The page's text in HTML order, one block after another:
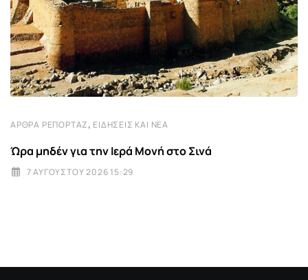
ΆΡΘΡΑ ΡΕΠΟΡΤΆΖ, ΕΙΔΉΣΕΙΣ ΚΑΙ ΝΈΑ
Ώρα μηδέν για την Ιερά Μονή στο Σινά
7 ΑΥΓΟΎΣΤΟΥ 2026 15:29